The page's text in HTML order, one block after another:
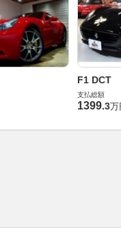
F1 DCT
支払総額
1399.3万